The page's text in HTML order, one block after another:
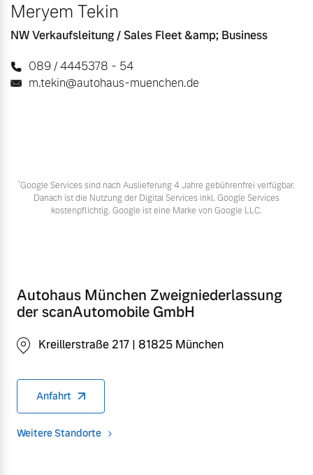
Meryem Tekin
NW Verkaufsleitung / Sales Fleet &amp; Business
089 / 4445378 - 54
m.tekin@autohaus-muenchen.de
*Google Services sind nach Auslieferung 4 Jahre gebührenfrei verfügbar.
Danach ist die Nutzung der Digital Services inkl. Google Services
kostenpflichtig. Google ist eine Marke von Google LLC.
Autohaus München Zweigniederlassung
der scanAutomobile GmbH
Kreillerstraße 217 | 81825 München
Anfahrt
Weitere Standorte